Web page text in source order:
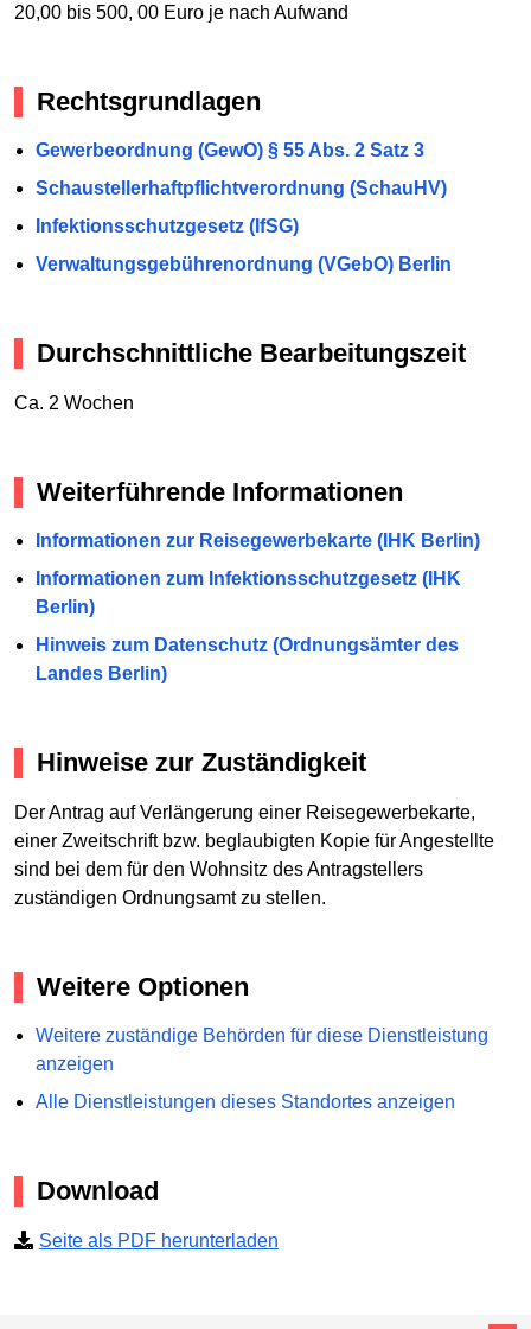
20,00 bis 500, 00 Euro je nach Aufwand
Rechtsgrundlagen
Gewerbeordnung (GewO) § 55 Abs. 2 Satz 3
Schaustellerhaftpflichtverordnung (SchauHV)
Infektionsschutzgesetz (IfSG)
Verwaltungsgebührenordnung (VGebO) Berlin
Durchschnittliche Bearbeitungszeit
Ca. 2 Wochen
Weiterführende Informationen
Informationen zur Reisegewerbekarte (IHK Berlin)
Informationen zum Infektionsschutzgesetz (IHK
Berlin)
Hinweis zum Datenschutz (Ordnungsämter des
Landes Berlin)
Hinweise zur Zuständigkeit
Der Antrag auf Verlängerung einer Reisegewerbekarte,
einer Zweitschrift bzw. beglaubigten Kopie für Angestellte
sind bei dem für den Wohnsitz des Antragstellers
zuständigen Ordnungsamt zu stellen.
Weitere Optionen
Weitere zuständige Behörden für diese Dienstleistung
anzeigen
Alle Dienstleistungen dieses Standortes anzeigen
Download
Seite als PDF herunterladen